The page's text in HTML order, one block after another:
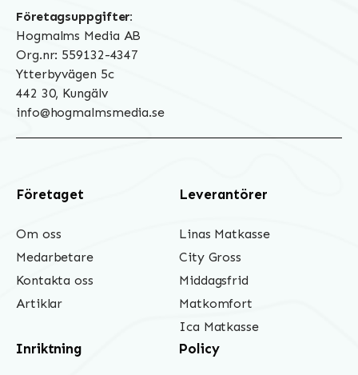
Företagsuppgifter:
Hogmalms Media AB
Org.nr: 559132-4347
Ytterbyvägen 5c
442 30, Kungälv
info@hogmalmsmedia.se
Företaget
Om oss
Medarbetare
Kontakta oss
Artiklar
Leverantörer
Linas Matkasse
City Gross
Middagsfrid
Matkomfort
Ica Matkasse
Inriktning Policy